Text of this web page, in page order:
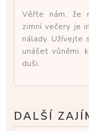
Věřte nám, že
zimní večery je
nálady. Užívejte
unášet vůněmi,
duši.
DALŠÍ